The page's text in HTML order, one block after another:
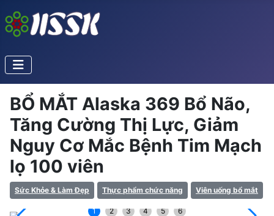
BỔ MẮT Alaska 369 Bổ Não,
Tăng Cường Thị Lực, Giảm
Nguy Cơ Mắc Bệnh Tim Mạch
lọ 100 viên
Sức Khỏe & Làm Đẹp Thực phẩm chức năng Viên uống bổ mắt
1 2 3 4 5 6